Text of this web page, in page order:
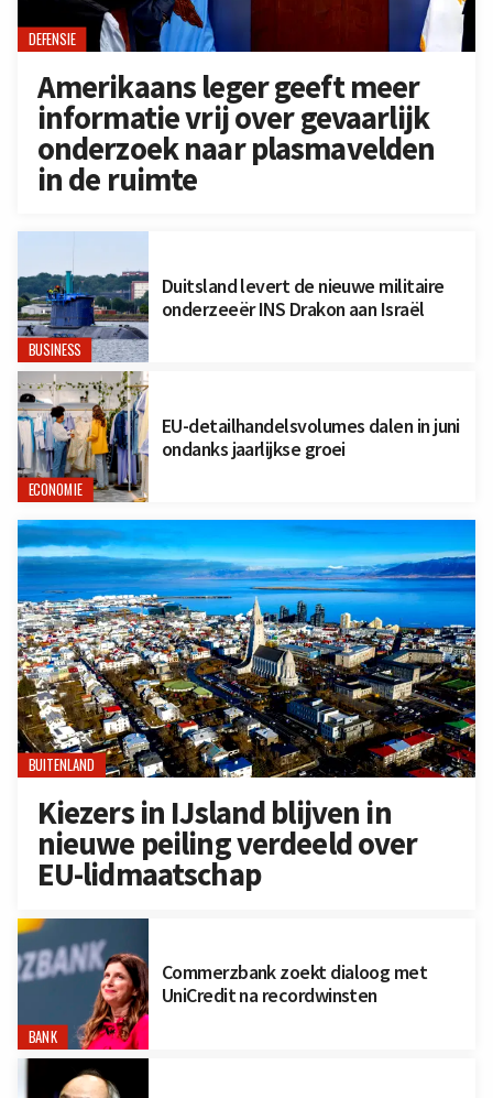
DEFENSIE
Amerikaans leger geeft meer
informatie vrij over gevaarlijk
onderzoek naar plasmavelden
in de ruimte
BUSINESS
Duitsland levert de nieuwe militaire
onderzeeër INS Drakon aan Israël
ECONOMIE
EU-detailhandelsvolumes dalen in juni
ondanks jaarlijkse groei
BUITENLAND
Kiezers in IJsland blijven in
nieuwe peiling verdeeld over
EU-lidmaatschap
BANK
Commerzbank zoekt dialoog met
UniCredit na recordwinsten